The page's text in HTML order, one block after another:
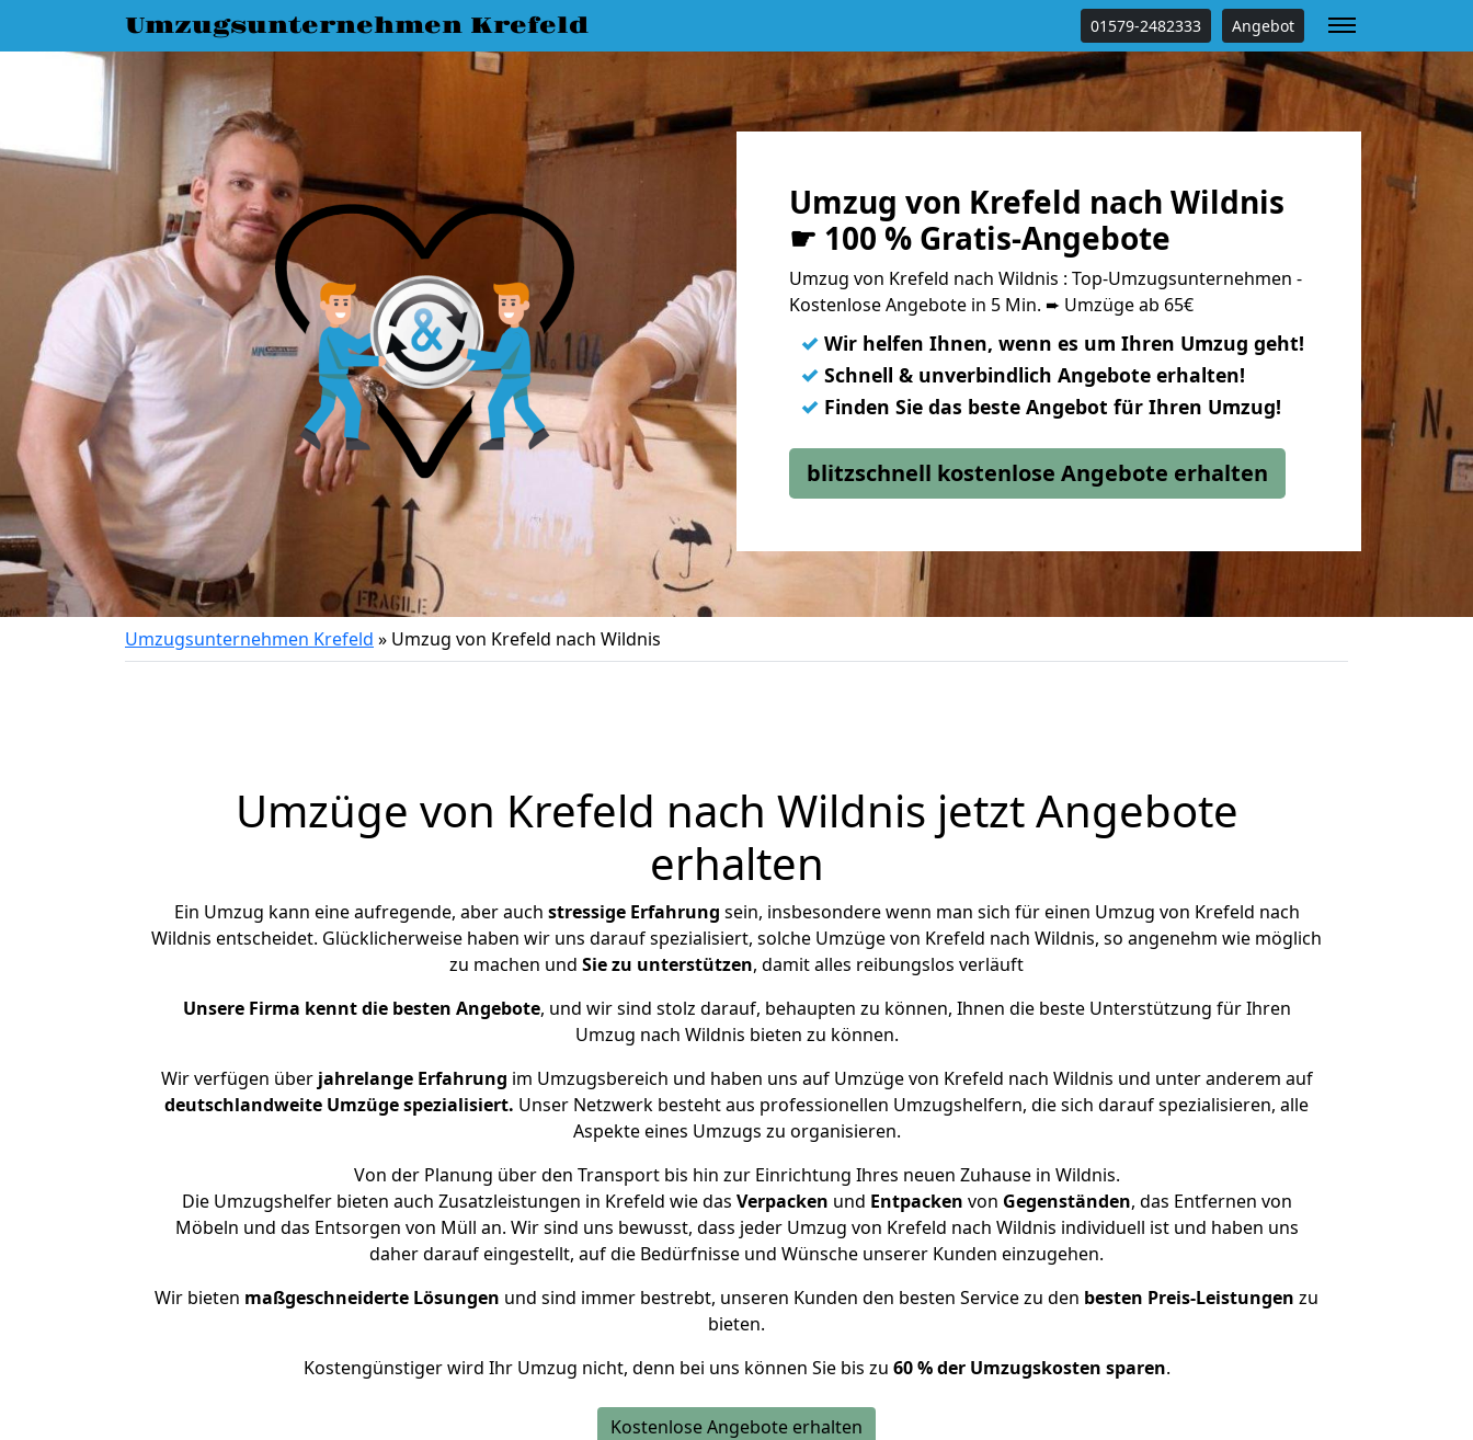
Umzugsunternehmen Krefeld 01579-2482333 Angebot
Umzug von Krefeld nach Wildnis
☛ 100 % Gratis-Angebote
Umzug von Krefeld nach Wildnis : Top-Umzugsunternehmen -
Kostenlose Angebote in 5 Min. ➨ Umzüge ab 65€
✓ Wir helfen Ihnen, wenn es um Ihren Umzug geht!
✓ Schnell & unverbindlich Angebote erhalten!
✓ Finden Sie das beste Angebot für Ihren Umzug!
blitzschnell kostenlose Angebote erhalten
Umzugsunternehmen Krefeld » Umzug von Krefeld nach Wildnis
Umzüge von Krefeld nach Wildnis jetzt Angebote
erhalten
Ein Umzug kann eine aufregende, aber auch stressige Erfahrung sein, insbesondere wenn man sich für einen Umzug von Krefeld nach
Wildnis entscheidet. Glücklicherweise haben wir uns darauf spezialisiert, solche Umzüge von Krefeld nach Wildnis, so angenehm wie möglich
zu machen und Sie zu unterstützen, damit alles reibungslos verläuft
Unsere Firma kennt die besten Angebote, und wir sind stolz darauf, behaupten zu können, Ihnen die beste Unterstützung für Ihren
Umzug nach Wildnis bieten zu können.
Wir verfügen überjahrelange Erfahrung im Umzugsbereich und haben uns auf Umzüge von Krefeld nach Wildnis und unter anderem auf
deutschlandweite Umzüge spezialisiert. Unser Netzwerk besteht aus professionellen Umzugshelfern, die sich darauf spezialisieren, alle
Aspekte eines Umzugs zu organisieren.
Von der Planung über den Transport bis hin zur Einrichtung Ihres neuen Zuhause in Wildnis.
Die Umzugshelfer bieten auch Zusatzleistungen in Krefeld wie das Verpacken und Entpacken von Gegenständen, das Entfernen von
Möbeln und das Entsorgen von Müll an. Wir sind uns bewusst, dass jeder Umzug von Krefeld nach Wildnis individuell ist und haben uns
daher darauf eingestellt, auf die Bedürfnisse und Wünsche unserer Kunden einzugehen.
Wir bieten maßgeschneiderte Lösungen und sind immer bestrebt, unseren Kunden den besten Service zu den besten Preis-Leistungen zu
bieten.
Kostengünstiger wird Ihr Umzug nicht, denn bei uns können Sie bis zu 60 % der Umzugskosten sparen.
Kostenlose Angebote erhalten